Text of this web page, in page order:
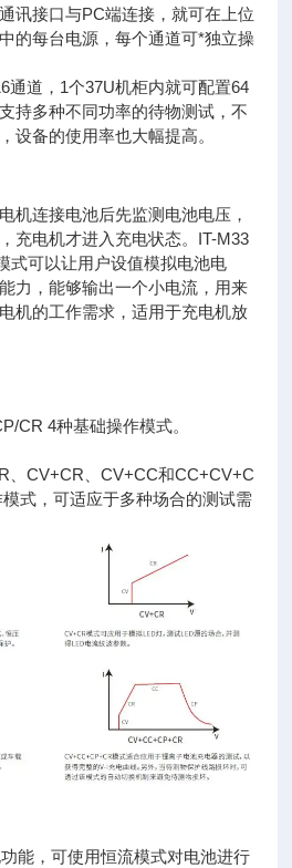
讯接口与PC端连接，就可在上位
的每台电源，每个通道可*独立操
通道，1个37U机柜内就可配置64
持多种不同功率的待物测试，不
设备的使用率也大幅提高。
机连接电池后先监测电池电压，
充电机才进入充电状态。IT-M33
式可以让用户设值模拟电池电
力，能够输出一个小电流，用来
电机的工作需求，适用于充电机放
CR 4种基础操作模式。
、CV+CR、CV+CC和CC+CV+C
式，可适应于多种场合的测试需
能，可使用恒流模式对电池进行